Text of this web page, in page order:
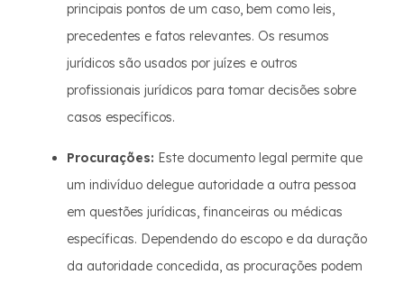
principais pontos de um caso, bem como leis,
precedentes e fatos relevantes. Os resumos
jurídicos são usados por juízes e outros
profissionais jurídicos para tomar decisões sobre
casos específicos.
Procurações: Este documento legal permite que
um indivíduo delegue autoridade a outra pessoa
em questões jurídicas, financeiras ou médicas
específicas. Dependendo do escopo e da duração
da autoridade concedida, as procurações podem